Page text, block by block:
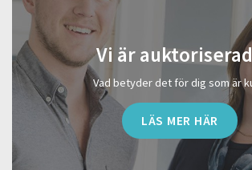
Vi är
Vad betyder det för dig som är
LÄS MER HÄR